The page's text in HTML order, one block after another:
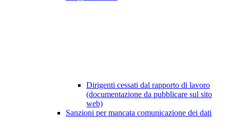
Dirigenti cessati dal rapporto di lavoro
(documentazione da pubblicare sul sito
web)
Sanzioni per mancata comunicazione dei dati